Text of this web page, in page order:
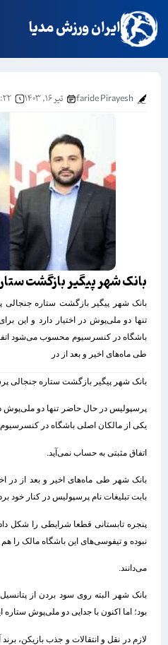
ایران ورزش مدیا
faride Pirayesh تیر ۱۶, ۱۴۰۳ ۴:۲۲ ب.ظ
بانک شهر پیگیر بازگشت
بانک شهر پیگیر بازگشت ستاره جنجالی
تنها دو ملی‌پوش در اختیار دارد و این
باشگاه در کنسرسیوم محسوب می‌شود
طی ماه‌های اخیر و بعد از در
بانک شهر پیگیر بازگشت ستاره جنجالی
پرسپولیس در حال حاضر تنها دو ملی‌پوش در
یکی از مالکان اصلی باشگاه در
اتفاق مثبتی به حساب نمی‌آید.
بانک شهر طی ماه‌های اخیر و بعد از در
بابت تبلیغات نام پرسپولیس در کنار خود
پنجره تابستانی قطعا شرایطی را شکل داده
نبوده و تیفوسی‌های این باشگاه مالک را هم
می‌دانند.
بانک شهر البته روی سود بردن از پتانسیل
بود؛ اما اکنون با جدایی دو ملی‌پوش ستاره
لازم در نقل و انتقالات و جذب بازیکن،